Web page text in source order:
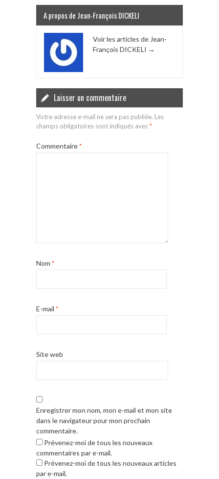
A propos de Jean-François DICKELI
Voir les articles de Jean-
François DICKELI →
Laisser un commentaire
Votre adresse e-mail ne sera pas publiée. Les
champs obligatoires sont indiqués avec*
Commentaire*
Nom *
E-mail *
Site web
Enregistrer mon nom, mon e-mail et mon site
dans le navigateur pour mon prochain
commentaire.
Prévenez-moi de tous les nouveaux
commentaires par e-mail.
Prévenez-moi de tous les nouveaux articles
par e-mail.